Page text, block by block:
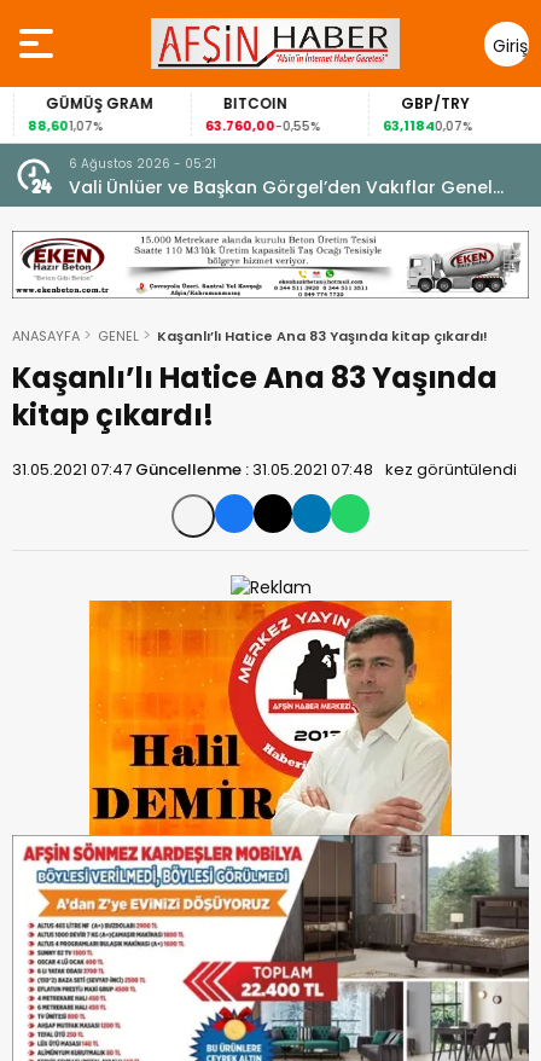
Giriş
Yap
GÜMÜŞ GRAM
88,601,07%
BITCOIN
63.760,00-0,55%
GBP/TRY
63,11840,07%
6 Ağustos 2026 - 05:21
Vali Ünlüer ve Başkan Görgel’den Vakıflar Genel
Müdürlüğü’ne ziyaret.
ANASAYFA GENEL Kaşanlı’lı Hatice Ana 83 Yaşında kitap çıkardı!
Kaşanlı’lı Hatice Ana 83 Yaşında
kitap çıkardı!
31.05.2021 07:47 Güncellenme :31.05.2021 07:48 kez görüntülendi